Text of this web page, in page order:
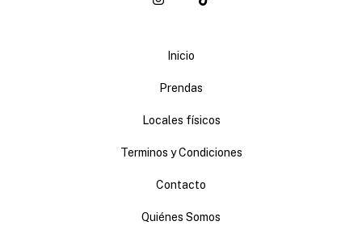
Inicio
Prendas
Locales físicos
Terminos y Condiciones
Contacto
Quiénes Somos